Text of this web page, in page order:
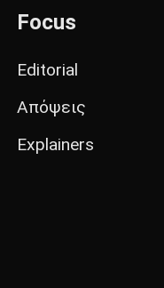
Focus
Editorial
Απόψεις
Explainers